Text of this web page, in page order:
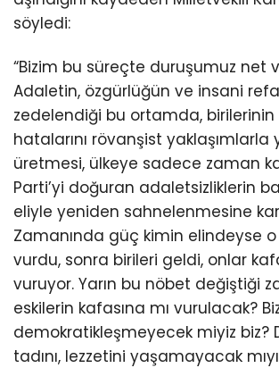
söyledi:
“Bizim bu süreçte duruşumuz net
Adaletin, özgürlüğün ve insani
zedelendiği bu ortamda,
hatalarını rövanşist yaklaşımlarla
üretmesi, ülkeye sadece zaman
Parti’yi doğuran adaletsizliklerin
eliyle yeniden sahnelenmesine
Zamanında güç kimin elindeyse o
vurdu, sonra birileri geldi, onlar
vuruyor. Yarın bu nöbet değiştiği
eskilerin kafasına mı vurulacak?
demokratikleşmeyecek miyiz biz?
tadını, lezzetini yaşamayacak